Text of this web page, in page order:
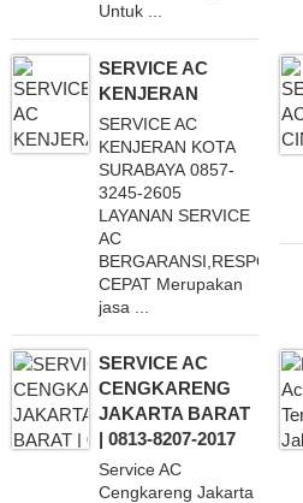
Untuk ...
SERVICE AC
KENJERAN
SERVICE AC
KENJERAN KOTA
SURABAYA 0857-
3245-2605
LAYANAN SERVICE
AC
BERGARANSI,RESPON
CEPAT Merupakan
jasa ...
SERVICE AC
CENGKARENG
JAKARTA BARAT
| 0813-8207-2017
Service AC
Cengkareng Jakarta